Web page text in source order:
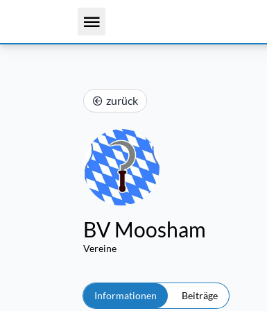
zurück
BV Moosham
Vereine
Informationen Beiträge